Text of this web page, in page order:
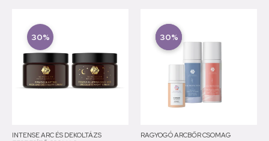
30%
INTENSE ARC ÉS DEKOLTÁZS
New!
30%
RAGYOGÓ ARCBŐR CSOMAG